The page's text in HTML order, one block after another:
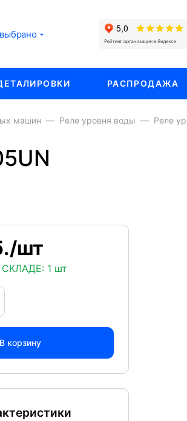
РАСПРОДАЖА
машин Реле уровня воды Реле
шт
1 шт
В корзину